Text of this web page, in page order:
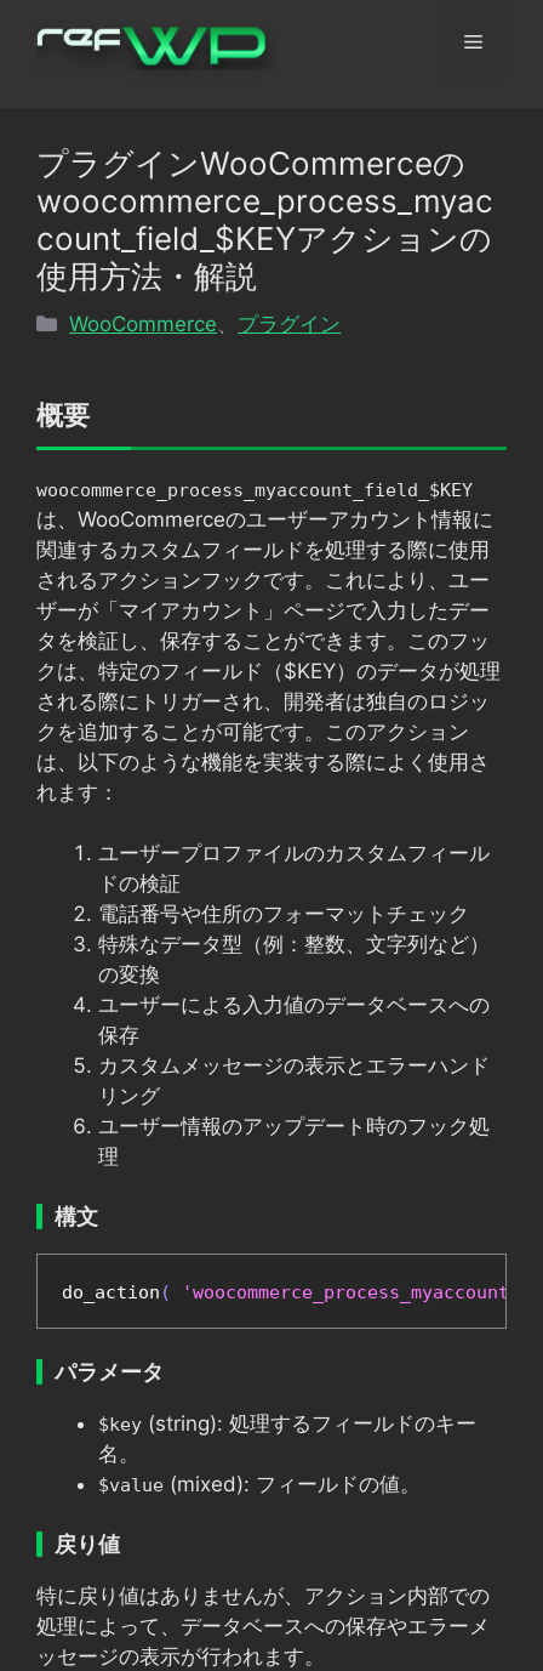
メ
ー
プラグインWooCommerceの
woocommerce_process_myac
count_field_$KEYアクションの
使用方法・解説
カ
リ
WooCommerce プラグイン
概要
woocommerce_process_myaccount_field_$KEY
は、WooCommerceのユーザーアカウント情報に
関連するカスタムフィールドを処理する際に使用
されるアクションフックです。これにより、ユー
ザーが「マイアカウント」ページで入力したデー
タを検証し、保存することができます。このフッ
クは、特定のフィールド（$KEY）のデータが処理
される際にトリガーされ、開発者は独自のロジッ
クを追加することが可能です。このアクション
は、以下のような機能を実装する際によく使用さ
れます：
ユーザープロファイルのカスタムフィール
ドの検証
電話番号や住所のフォーマットチェック
特殊なデータ型（例：整数、文字列など）
の変換
ユーザーによる入力値のデータベースへの
保存
カスタムメッセージの表示とエラーハンド
リング
ユーザー情報のアップデート時のフック処
理
構文
do_action (
パラメータ
$key (string): 処理するフィールドのキー
名。
$value (mixed): フィールドの値。
戻り値
特に戻り値はありませんが、アクション内部での
処理によって、データベースへの保存やエラーメ
ッセージの表示が行われます。